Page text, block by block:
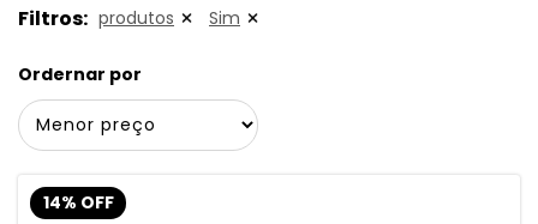
Filtros: produtos Sim
Ordernar por
14% OFF